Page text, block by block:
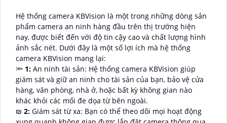
Hệ thống camera KBVision là một trong những dòng sản
phẩm camera an ninh hàng đầu trên thị trường hiện
nay, được biết đến với độ tin cậy cao và chất lượng hình
ảnh sắc nét. Dưới đây là một số lợi ích mà hệ thống
camera KBVision mang lại:
🔦 1: An ninh tài sản: Hệ thống camera KBVision giúp
giám sát và giữ an ninh cho tài sản của bạn, bảo vệ cửa
hàng, văn phòng, nhà ở, hoặc bất kỳ không gian nào
khác khỏi các mối đe dọa từ bên ngoài.
₪ 2: Giám sát từ xa: Bạn có thể theo dõi mọi hoạt động